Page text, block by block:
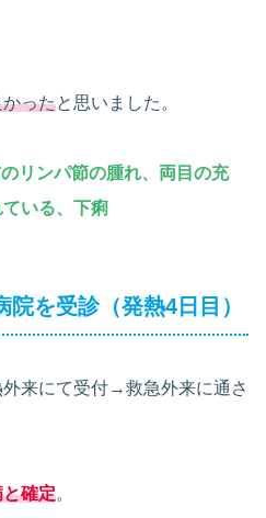
ったと思いました。
リンパ節の腫れ、両目の充
いる、下痢
を受診（発熱4日目）
来にて受付→救急外来に通さ
確定。